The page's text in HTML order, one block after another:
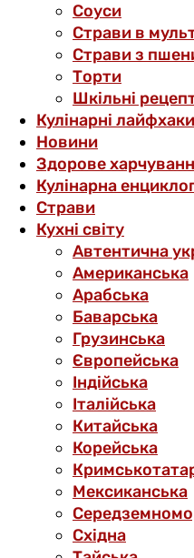
Соуси
Страви в
Страви з
Торти
Шкільні
Кулінарні лайфхаки
Новини
Здорове
Кулінарна
Страви
Кухні світу
Автентична
Американська
Арабська
Баварська
Грузинська
Європейська
Індійська
Італійська
Китайська
Корейська
Мексиканська
Східна